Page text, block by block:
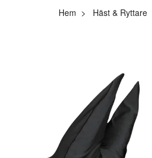
Hem Häst & Ryttare